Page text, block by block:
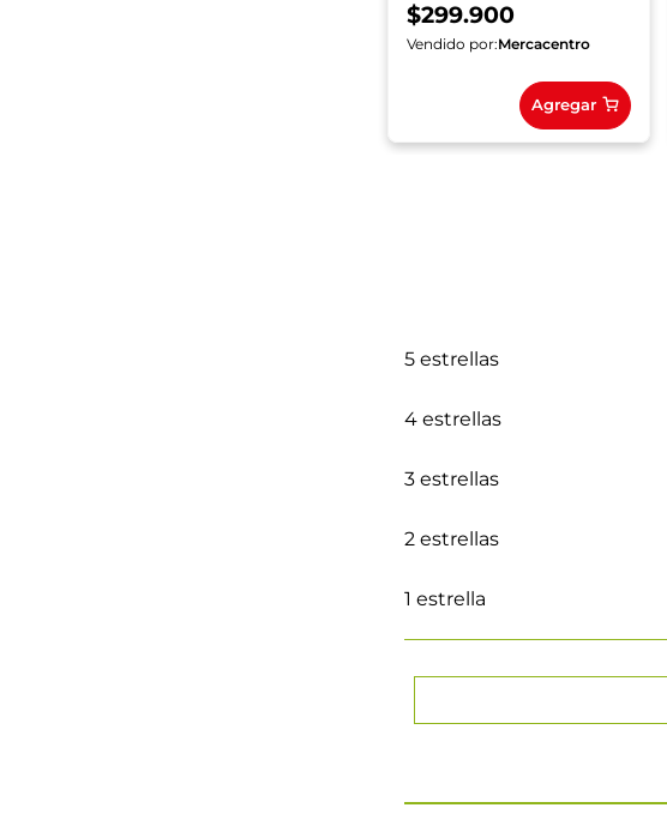
$299.900
Vendido por:Mercacentro
Agregar
5 estrellas
4 estrellas
3 estrellas
2 estrellas
1 estrella